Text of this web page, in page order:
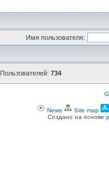
Имя пользователя:
734
News Site map
Создано на основе